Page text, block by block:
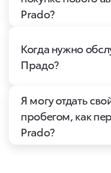
Prado?
Когда нужно
Прадо?
Я могу отдать
пробегом, как
Prado?